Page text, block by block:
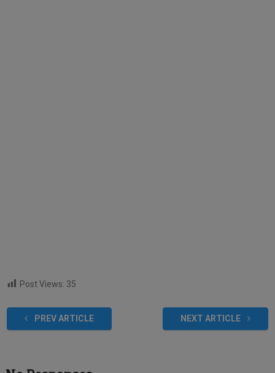
Post Views: 35
PREV ARTICLE NEXT ARTICLE